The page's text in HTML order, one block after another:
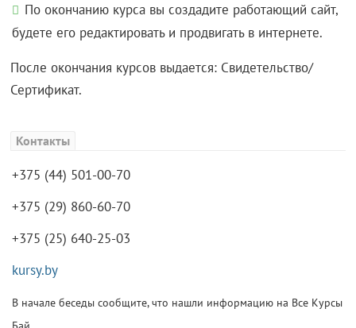
По окончанию курса вы создадите работающий сайт,
будете его редактировать и продвигать в интернете.
После окончания курсов выдается: Свидетельство/
Сертификат.
Контакты
+375 (44) 501-00-70
+375 (29) 860-60-70
+375 (25) 640-25-03
kursy.by
В начале беседы сообщите, что нашли информацию на Все Курсы